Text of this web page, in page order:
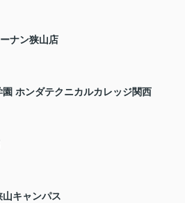
ナン狭山店
ホンダテクニカルカレッジ関西
キャンパス